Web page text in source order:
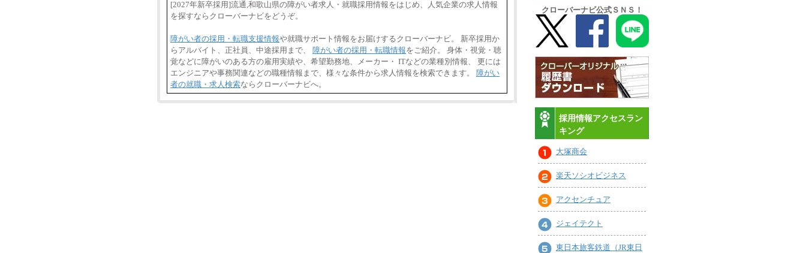
[2027年新卒採用]流通,和歌山県の障がい者求人・就職採用情報をはじめ、人気企業の求人情報
を探すならクローバーナビをどうぞ。
障がい者の採用・転職支援情報や就職サポート情報をお届けするクローバーナビ。 新卒採用か
らアルバイト、正社員、中途採用まで、 障がい者の採用・転職情報をご紹介。 身体・視覚・聴
覚などに障がいのある方の雇用実績や、希望勤務地、メーカー・ ITなどの業種別情報、 更には
エンジニアや事務関連などの職種情報まで、様々な条件から求人情報を検索できます。 障がい
者の就職・求人検索ならクローバーナビへ。
クローバーナビ公式ＳＮＳ！
採用情報アクセスラン
キング
大塚商会
楽天ソシオビジネス
アクセンチュア
ジェイテクト
東日本旅客鉄道（JR東日